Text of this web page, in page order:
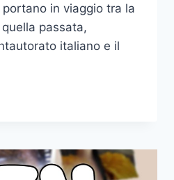
in viaggio tra la
passata,
italiano e il